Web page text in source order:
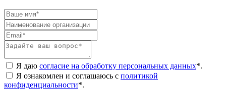
Я даю согласие на обработку персональных данных*.
Я ознакомлен и соглашаюсь с политикой
конфиденциальности*.